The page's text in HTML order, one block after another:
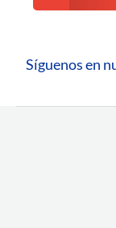
Síguenos en